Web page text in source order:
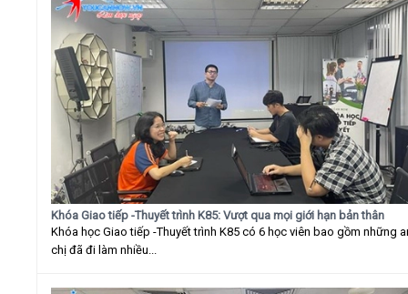
Khóa Giao tiếp -Thuyết trình K85: Vượt qua mọi giới hạn bản thân
Khóa học Giao tiếp -Thuyết trình K85 có 6 học viên bao gồm những
chị đã đi làm nhiều...